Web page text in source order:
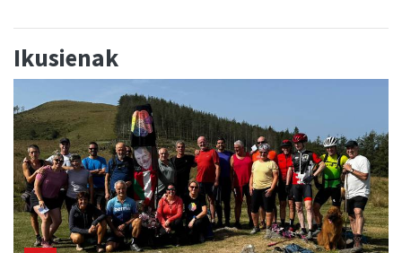
Ikusienak